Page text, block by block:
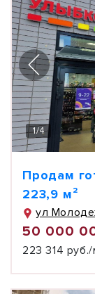
1/4
Продам
223,9 м²
ул
50 000
223 314 руб./